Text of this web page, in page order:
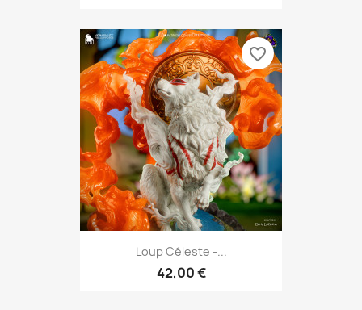
Loup Céleste -...
42,00 €
favorite_border